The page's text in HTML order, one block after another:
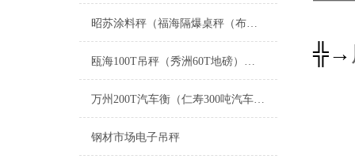
昭苏涂料秤（福海隔爆桌秤（布尔津叉车秤维修
瓯海100T吊秤（秀洲60T地磅）衢州150T汽车衡）福建汽车磅秤维修
万州200T汽车衡（仁寿300吨汽车磅）白玉20吨地磅维修
钢材市场电子吊秤
╬→